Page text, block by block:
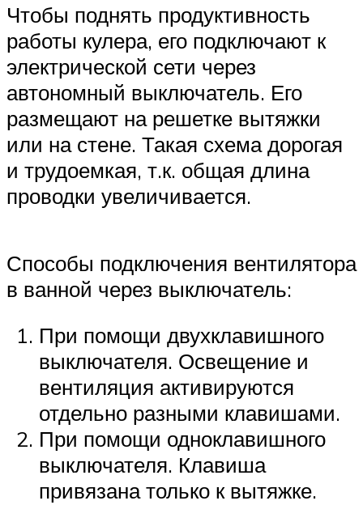
Чтобы поднять продуктивность
работы кулера, его подключают к
электрической сети через
автономный выключатель. Его
размещают на решетке вытяжки
или на стене. Такая схема дорогая
и трудоемкая, т.к. общая длина
проводки увеличивается.
Способы подключения вентилятора
в ванной через выключатель:
При помощи двухклавишного
выключателя. Освещение и
вентиляция активируются
отдельно разными клавишами.
При помощи одноклавишного
выключателя. Клавиша
привязана только к вытяжке.